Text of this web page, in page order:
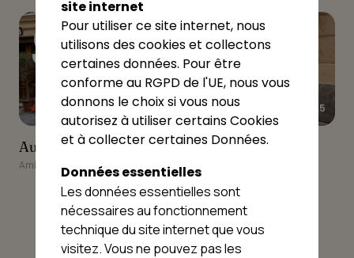
Auberge des Allymes
9
★★★★★ 4.5
Auberge des Allymes
Ambérieu-en-Bugey
Casa viale (
10
★★★★★ 4.5
Casa viale (
anciennement Côté
pizza )
Ambérieu-en-Bugey
site internet
Pour utiliser ce site internet, nous
utilisons des cookies et collectons
certaines données. Pour être
conforme au RGPD de l'UE, nous vous
donnons le choix si vous nous
autorisez à utiliser certains Cookies
et à collecter certaines Données.
Données essentielles
Les données essentielles sont
nécessaires au fonctionnement
technique du site internet que vous
visitez. Vous ne pouvez pas les